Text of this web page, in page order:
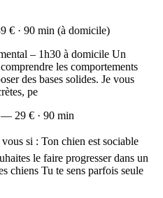
€ · 90 min (à domicile)
– 1h30 à domicile Un
les comportements
des bases solides. Je vous
pe
— 29 € · 90 min
si : Ton chien est sociable
le faire progresser dans un
chiens Tu te sens parfois seule